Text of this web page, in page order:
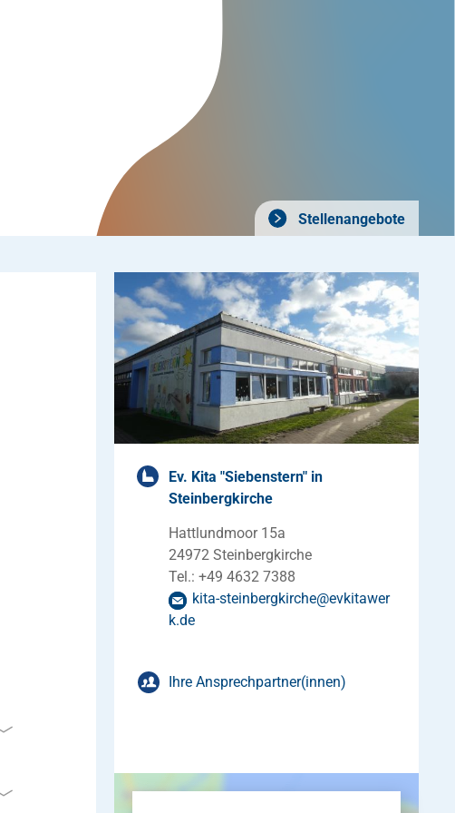
Stellenangebote
Ev. Kita "Siebenstern" in
Steinbergkirche
Hattlundmoor 15a
24972 Steinbergkirche
Tel.: +49 4632 7388
kita-steinbergkirche@evkitawer
k.de
Ihre Ansprechpartner(innen)